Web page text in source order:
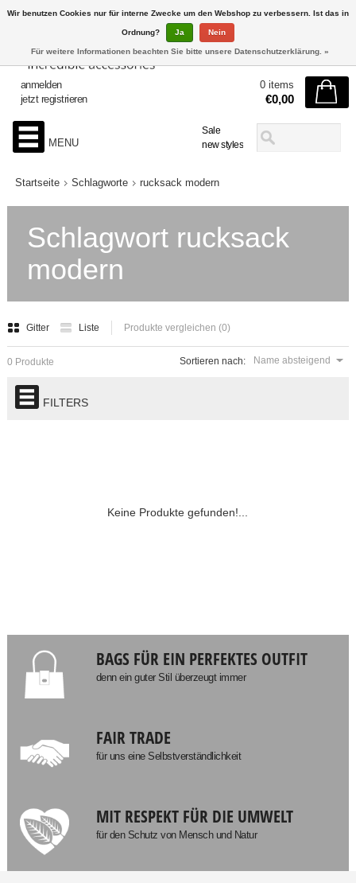
Sale
new styles
anmelden
jetzt registrieren
0 items
€0,00
MENU
Startseite Schlagworte rucksack modern
Schlagwort rucksack
modern
Gitter Liste Produkte vergleichen (0)
Sortieren nach: Name absteigend
0 Produkte
FILTERS
Keine Produkte gefunden!...
BAGS FÜR EIN PERFEKTES OUTFIT
denn ein guter Stil überzeugt immer
FAIR TRADE
für uns eine Selbstverständlichkeit
MIT RESPEKT FÜR DIE UMWELT
für den Schutz von Mensch und Natur
Wir benutzen Cookies nur für interne Zwecke um den Webshop zu verbessern. Ist das in
Ordnung? Ja Nein
Für weitere Informationen beachten Sie bitte unsere Datenschutzerklärung. »